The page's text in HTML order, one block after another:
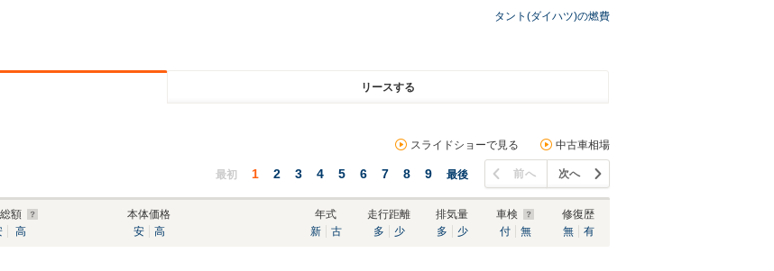
タント(ダイハツ)の燃費
リースする
スライドショーで見る 中古車相場
最初 1 2 3 4 5 6 7 8 9 最後 前へ 次へ
額
高
本体価格
安
高
年式
新
古
走行距離
多
少
排気量
多
少
車検
付
無
修復歴
無
有